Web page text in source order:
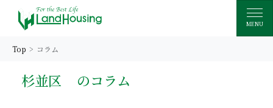
MENU
Top コラム
杉並区 のコラム